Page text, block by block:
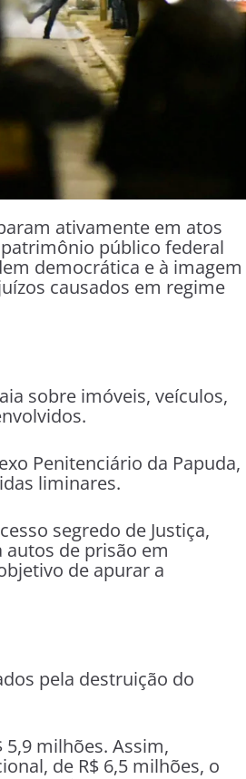
ativamente em atos
público federal
democrática e à imagem
causados em regime
sobre imóveis, veículos,
Penitenciário da Papuda,
liminares.
segredo de Justiça,
de prisão em
de apurar a
pela destruição do
5,9 milhões. Assim,
de R$ 6,5 milhões, o